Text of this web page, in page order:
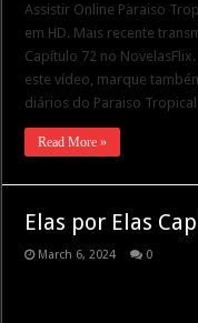
Assistir Online Paraiso
em HD. Mais recente
Capítulo 72 no
este vídeo, marque
diários do Paraiso Tropical
Read More »
Elas por Elas
March 6, 2024 0